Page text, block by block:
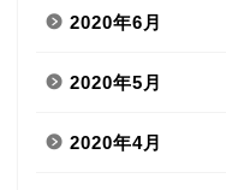
2020年6月
2020年5月
2020年4月